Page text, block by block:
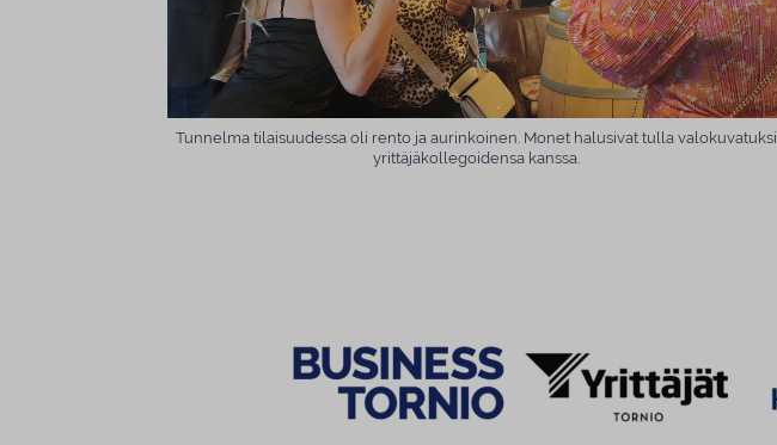
Tunnelma tilaisuudessa oli rento ja aurinkoinen. Monet halusivat tulla valokuvatuksi
yrittäjäkollegoidensa kanssa.